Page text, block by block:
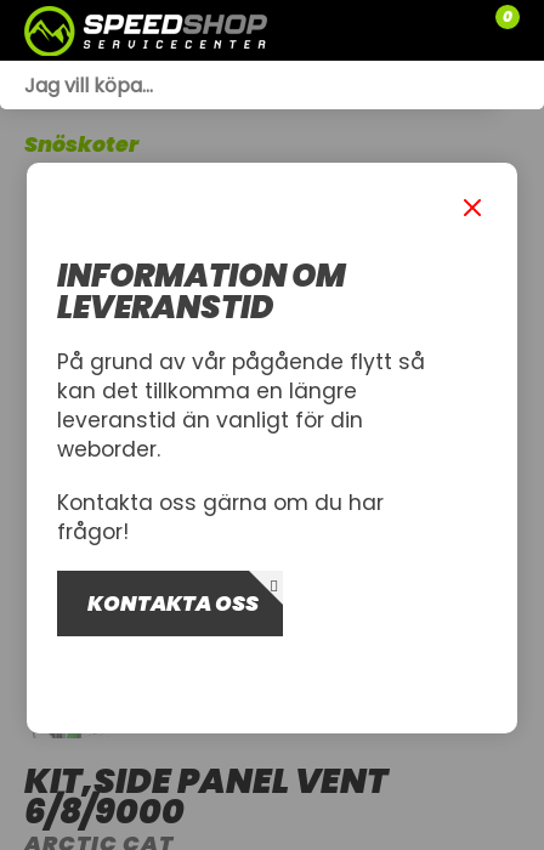
0
SLÄPVAGNAR
Snöskoter
KIT,SIDE PANEL VENT
6/8/9000
ARCTIC CAT
INFORMATION OM
LEVERANSTID
På grund av vår pågående flytt så
kan det tillkomma en längre
leveranstid än vanligt för din
weborder.
Kontakta oss gärna om du har
frågor!
KONTAKTA OSS